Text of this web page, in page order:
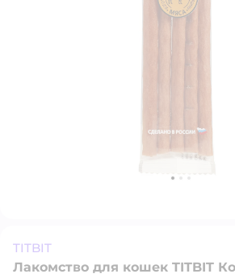
TITBIT
Лакомство для кошек TITBIT